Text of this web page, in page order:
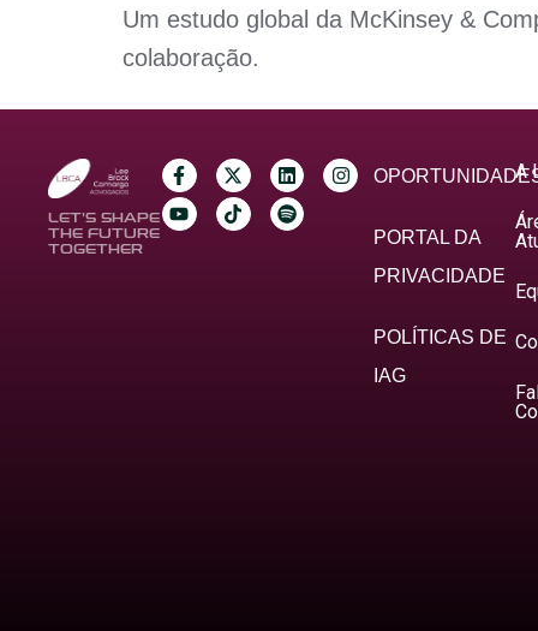
Um estudo global da McKinsey &
colaboração.
LET’S SHAPE
THE FUTURE
TOGETHER
PORTAL DA
PRIVACIDADE
POLÍTICAS DE
IAG
A